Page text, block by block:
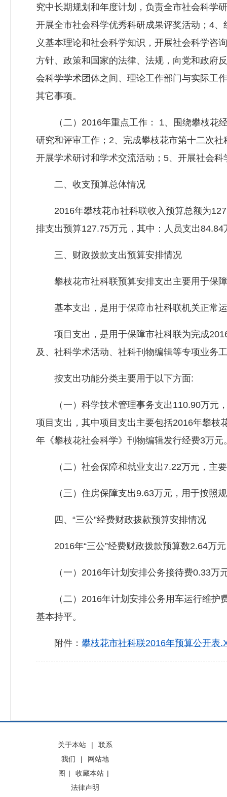
究中长期规划和年度计划，负责全市社会科学
开展全市社会科学优秀科研成果评奖活动；4
义基本理论和社会科学知识，开展社会科学咨
方针、政策和国家的法律、法规，向党和政府
会科学学术团体之间、理论工作部门与实际工
其它事项。
（二）2016年重点工作： 1、围绕攀枝花经
研究和评审工作；2、完成攀枝花市第十二次
开展学术研讨和学术交流活动；5、开展社会
二、收支预算总体情况
2016年攀枝花市社科联收入预算总额为
排支出预算127.75万元，其中：人员支出
三、财政拨款支出预算安排情况
攀枝花市社科联预算安排支出主要用于保障
基本支出，是用于保障市社科联机关正常运
项目支出，是用于保障市社科联为完成2016
及、社科学术活动、社科刊物编辑等专项业务
按支出功能分类主要用于以下方面:
（一）科学技术管理事务支出110.90万元，
项目支出，其中项目支出主要包括2016年攀枝
年《攀枝花社会科学》刊物编辑发行经费3万元
（二）社会保障和就业支出7.22万元，主要
（三）住房保障支出9.63万元，用于按照规
四、“三公”经费财政拨款预算安排情况
2016年“三公”经费财政拨款预算数2.64万元
（一）2016年计划安排公务接待费0.33万元
（二）2016年计划安排公务用车运行维护费
基本持平。
附件： 攀枝花市社科联2016年预算公开表
关于本站 |
联系
我们
|
网站地
图 | 收藏本站 |
法律声明